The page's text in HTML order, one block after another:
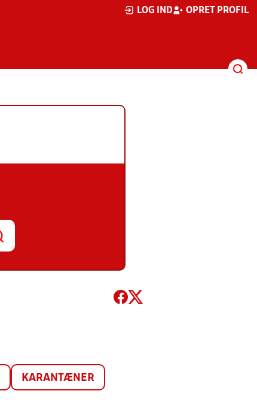
LOG IND OPRET PROFIL
KARANTÆNER